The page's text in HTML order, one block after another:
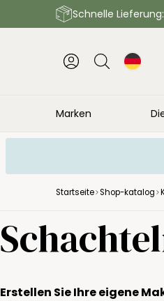
Schnelle
Marken
Startseite Shop-katalog
Erstellen Sie Ihre eigene